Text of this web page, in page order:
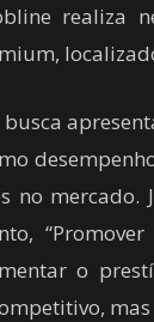
realiza
no mercado.
o
mas